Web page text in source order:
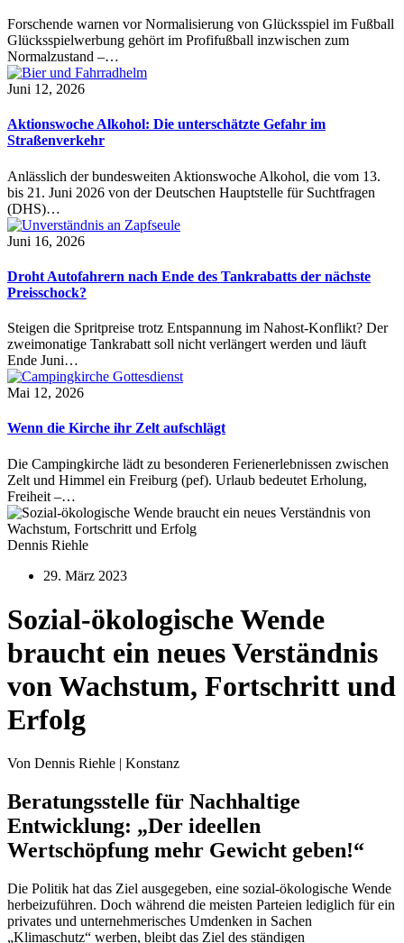
Forschende warnen vor Normalisierung von Glücksspiel im Fußball
Glücksspielwerbung gehört im Profifußball inzwischen zum
Normalzustand –…
Juni 12, 2026
Aktionswoche Alkohol: Die unterschätzte Gefahr im
Straßenverkehr
Anlässlich der bundesweiten Aktionswoche Alkohol, die vom 13.
bis 21. Juni 2026 von der Deutschen Hauptstelle für Suchtfragen
(DHS)…
Juni 16, 2026
Droht Autofahrern nach Ende des Tankrabatts der nächste
Preisschock?
Steigen die Spritpreise trotz Entspannung im Nahost-Konflikt? Der
zweimonatige Tankrabatt soll nicht verlängert werden und läuft
Ende Juni…
Mai 12, 2026
Wenn die Kirche ihr Zelt aufschlägt
Die Campingkirche lädt zu besonderen Ferienerlebnissen zwischen
Zelt und Himmel ein Freiburg (pef). Urlaub bedeutet Erholung,
Freiheit –…
Dennis Riehle
29. März 2023
Sozial-ökologische Wende
braucht ein neues Verständnis
von Wachstum, Fortschritt und
Erfolg
Von Dennis Riehle | Konstanz
Beratungsstelle für Nachhaltige
Entwicklung: „Der ideellen
Wertschöpfung mehr Gewicht geben!“
Die Politik hat das Ziel ausgegeben, eine sozial-ökologische Wende
herbeizuführen. Doch während die meisten Parteien lediglich für ein
privates und unternehmerisches Umdenken in Sachen
„Klimaschutz“ werben, bleibt das Ziel des ständigen